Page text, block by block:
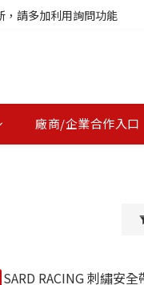
享更多優惠
，請多加利用詢問功能
廠商/企業合作入口